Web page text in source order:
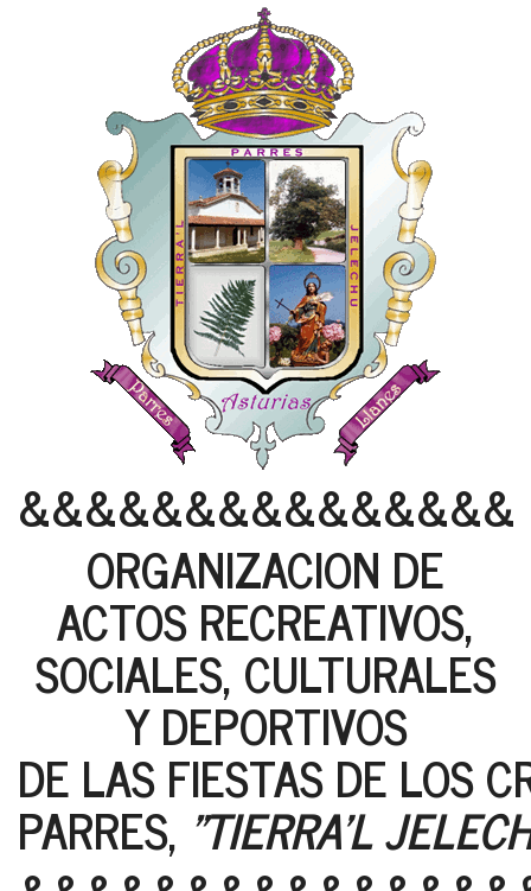
&&&&&&&&&&&&&&&
ORGANIZACION DE
ACTOS RECREATIVOS,
SOCIALES, CULTURALES
Y DEPORTIVOS
DE LAS FIESTAS DE LOS
PARRES, "TIERRA'L